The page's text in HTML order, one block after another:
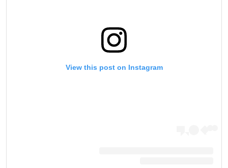
View this post on Instagram